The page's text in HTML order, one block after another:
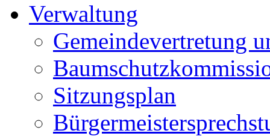
Verwaltung
Gemeindevertretung
Sitzungsplan